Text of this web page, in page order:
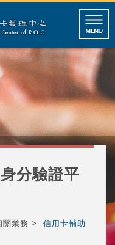
分驗證平
關業務
信用卡輔助